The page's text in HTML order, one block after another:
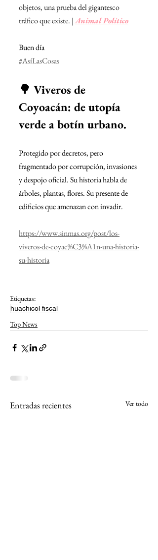
objetos, una prueba del gigantesco
tráfico que existe. | Animal Político
Buen día
#AsíLasCosas
🌳 Viveros de
Coyoacán: de utopía
verde a botín urbano.
Protegido por decretos, pero
fragmentado por corrupción, invasiones
y despojo oficial. Su historia habla de
árboles, plantas, flores. Su presente de
edificios que amenazan con invadir.
https://www.sinmas.org/post/los-
viveros-de-coyac%C3%A1n-una-historia-
su-historia
Etiquetas:
huachicol fiscal
Top News
Entradas recientes Ver todo